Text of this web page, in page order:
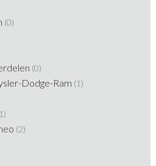
(0)
(0)
Dodge-Ram (1)
(2)